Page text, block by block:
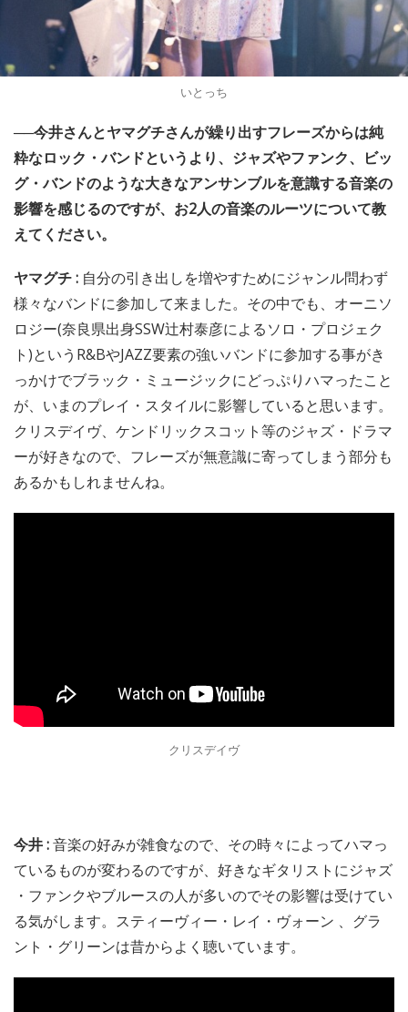
いとっち
──今井さんとヤマグチさんが繰り出すフレーズからは純
粋なロック・バンドというより、ジャズやファンク、ビッ
グ・バンドのような大きなアンサンブルを意識する音楽の
影響を感じるのですが、お2人の音楽のルーツについて教
えてください。
ヤマグチ : 自分の引き出しを増やすためにジャンル問わず
様々なバンドに参加して来ました。その中でも、オーニソ
ロジー(奈良県出身SSW辻村泰彦によるソロ・プロジェク
ト)というR&BやJAZZ要素の強いバンドに参加する事がき
っかけでブラック・ミュージックにどっぷりハマったこと
が、いまのプレイ・スタイルに影響していると思います。
クリスデイヴ、ケンドリックスコット等のジャズ・ドラマ
ーが好きなので、フレーズが無意識に寄ってしまう部分も
あるかもしれませんね。
クリスデイヴ
今井 :音楽の好みが雑食なので、その時々によってハマっ
ているものが変わるのですが、好きなギタリストにジャズ
・ファンクやブルースの人が多いのでその影響は受けてい
る気がします。スティーヴィー・レイ・ヴォーン 、グラ
ント・グリーンは昔からよく聴いています。